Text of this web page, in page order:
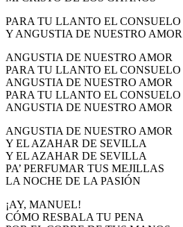
PARA TU LLANTO EL CONSUELO
Y ANGUSTIA DE NUESTRO AMOR
ANGUSTIA DE NUESTRO AMOR
PARA TU LLANTO EL CONSUELO
ANGUSTIA DE NUESTRO AMOR
PARA TU LLANTO EL CONSUELO
ANGUSTIA DE NUESTRO AMOR
ANGUSTIA DE NUESTRO AMOR
Y EL AZAHAR DE SEVILLA
Y EL AZAHAR DE SEVILLA
PA’ PERFUMAR TUS MEJILLAS
LA NOCHE DE LA PASIÓN
¡AY, MANUEL!
CÓMO RESBALA TU PENA